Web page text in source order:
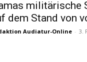
militärische
dem Stand von
Audiatur-Online - 3.